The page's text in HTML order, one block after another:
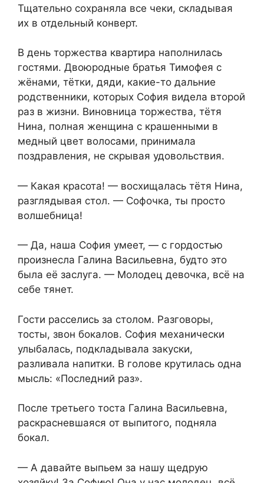
Тщательно сохраняла все чеки, складывая
их в отдельный конверт.
В день торжества квартира наполнилась
гостями. Двоюродные братья Тимофея с
жёнами, тётки, дяди, какие-то дальние
родственники, которых София видела второй
раз в жизни. Виновница торжества, тётя
Нина, полная женщина с крашенными в
медный цвет волосами, принимала
поздравления, не скрывая удовольствия.
— Какая красота! — восхищалась тётя Нина,
разглядывая стол. — Софочка, ты просто
волшебница!
— Да, наша София умеет, — с гордостью
произнесла Галина Васильевна, будто это
была её заслуга. — Молодец девочка, всё на
себе тянет.
Гости расселись за столом. Разговоры,
тосты, звон бокалов. София механически
улыбалась, подкладывала закуски,
разливала напитки. В голове крутилась одна
мысль: «Последний раз».
После третьего тоста Галина Васильевна,
раскрасневшаяся от выпитого, подняла
бокал.
— А давайте выпьем за нашу щедрую